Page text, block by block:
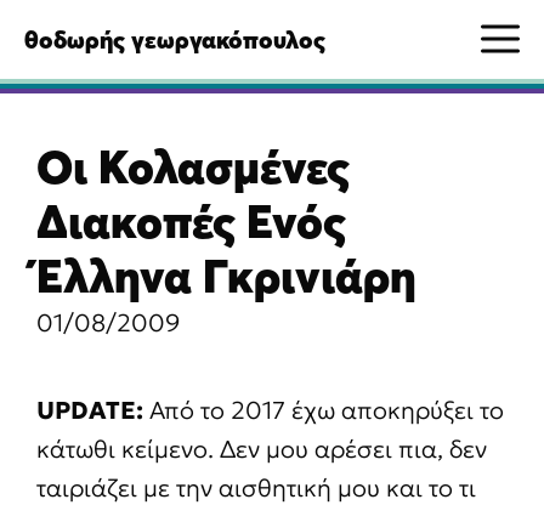
σε
περιεχόμενο
θοδωρής γεωργακόπουλος
Οι Κολασμένες
Διακοπές Ενός
Έλληνα Γκρινιάρη
01/08/2009
UPDATE: Από το 2017 έχω αποκηρύξει το
κάτωθι κείμενο. Δεν μου αρέσει πια, δεν
ταιριάζει με την αισθητική μου και το τι